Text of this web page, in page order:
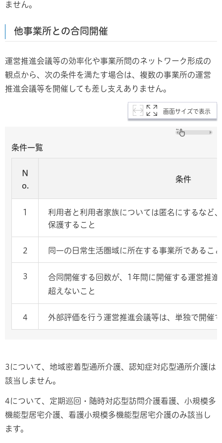
ません。
他事業所との合同開催
運営推進会議等の効率化や事業所間のネットワーク形成の
観点から、次の条件を満たす場合は、複数の事業所の運営
推進会議等を開催しても差し支えありません。
画面サイズで表示
条件一覧
N
o.
条件
1
利用者と利用者家族については匿名にするなど
保護すること
2 同一の日常生活圏域に所在する事業所であること
3
合同開催する回数が、1年間に開催する運営推
超えないこと
4 外部評価を行う運営推進会議等は、単独で開催
3について、地域密着型通所介護、認知症対応型通所介護は
該当しません。
4について、定期巡回・随時対応型訪問介護看護、小規模多
機能型居宅介護、看護小規模多機能型居宅介護のみ該当し
ます。